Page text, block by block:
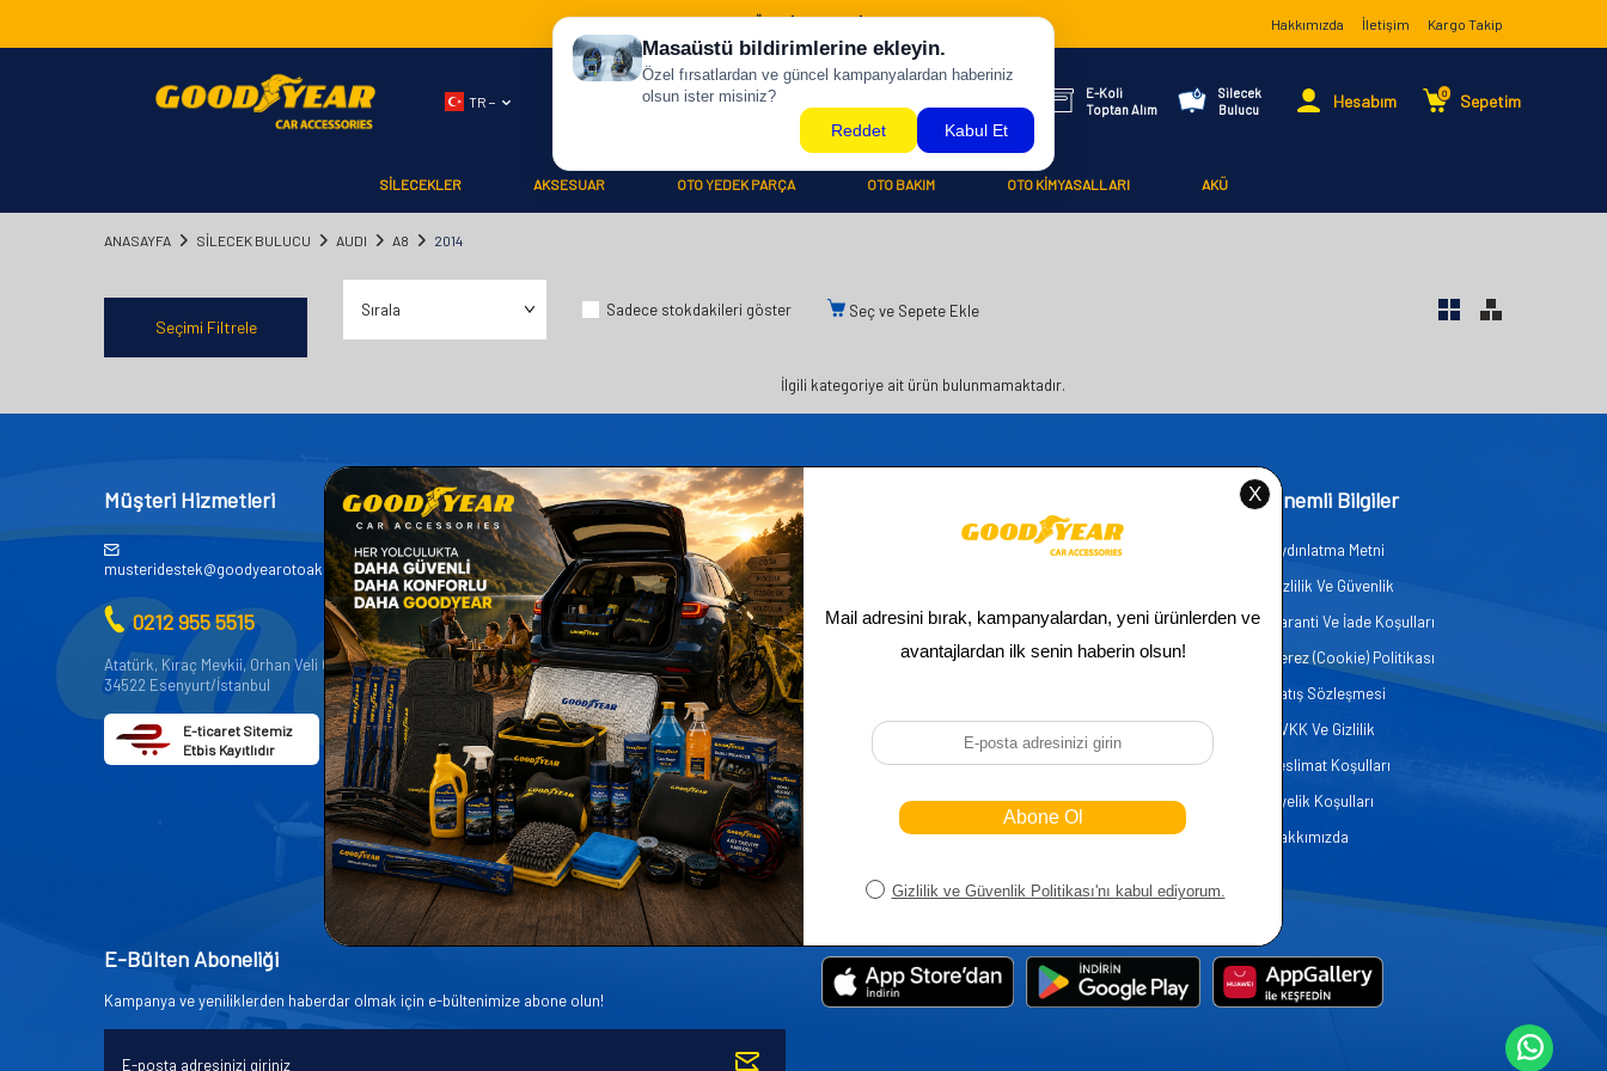
500 TL ÜZERİ KARGO BİZDEN ! Hakkımızda İletişim Kargo Takip
TR −
E-Koli
Toptan Alım
Silecek
Bulucu
Hesabım 0 Sepetim
SİLECEKLER AKSESUAR OTO YEDEK PARÇA OTO BAKIM OTO KİMYASALLARI AKÜ
ANASAYFA SILECEK BULUCU AUDI A8 2014
Seçimi Filtrele
Sadece stokdakileri göster Seç ve Sepete Ekle
İlgili kategoriye ait ürün bulunmamaktadır.
Müşteri Hizmetleri
musteridestek@goodyearotoaksesuar.com.tr
0212 955 5515
Atatürk, Kıraç Mevkii, Orhan Veli Cd. D:No:19,
34522 Esenyurt/İstanbul
E-ticaret Sitemiz
Etbis Kayıtlıdır
Kategoriler
AKÜ
OTO KİMYASALLARI
OTO YEDEK PARÇA
AKSESUAR
OTO BAKIM
Üye
Sepetim
Bayi Kayıt
Bayi Girişi
Yeni Üye Kayıt
Üye Girişi
Ana Sayfa
Yeni Ürünler
Önemli Bilgiler
Aydınlatma Metni
Gizlilik Ve Güvenlik
Garanti Ve İade Koşulları
Çerez (Cookie) Politikası
Satış Sözleşmesi
KVKK Ve Gizlilik
Teslimat Koşulları
Üyelik Koşulları
Hakkımızda
E-Bülten Aboneliği
Kampanya ve yeniliklerden haberdar olmak için e-bültenimize abone olun!